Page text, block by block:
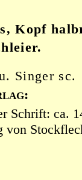
Kopf
Singer sc.
:
Schrift: ca.
von